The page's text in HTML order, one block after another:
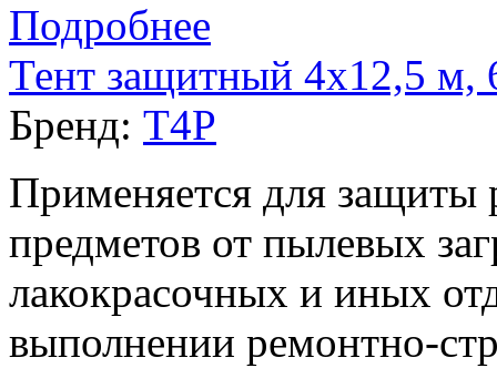
Подробнее
Тент защитный 4х12,5 м,
Бренд: T4P
Применяется для защиты
предметов от пылевых
лакокрасочных и иных
выполнении ремонтно-